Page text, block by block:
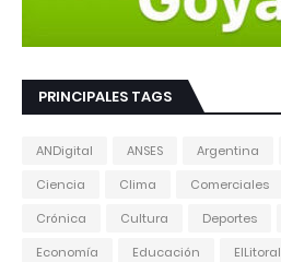
PRINCIPALES TAGS
ANDigital ANSES Argentina
Ciencia
Clima Comerciales
Crónica
Cultura Deportes
Economía
Educación ElLitoral